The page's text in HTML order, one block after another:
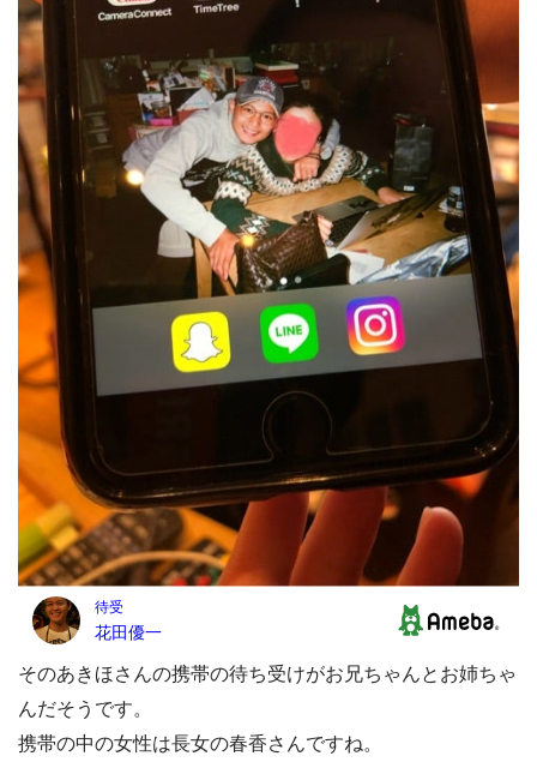
そのあきほさんの携帯の待ち受けがお兄ちゃんとお姉ちゃ
んだそうです。
携帯の中の女性は長女の春香さんですね。